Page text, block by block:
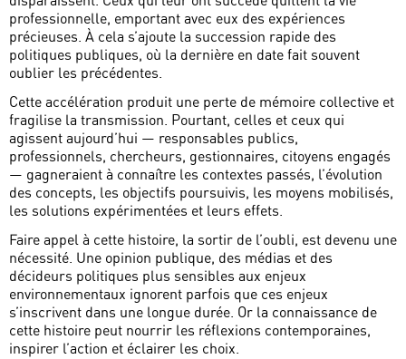
professionnelle, emportant avec eux des expériences
précieuses. À cela s’ajoute la succession rapide des
politiques publiques, où la dernière en date fait souvent
oublier les précédentes.
Cette accélération produit une perte de mémoire collective et
fragilise la transmission. Pourtant, celles et ceux qui
agissent aujourd’hui — responsables publics,
professionnels, chercheurs, gestionnaires, citoyens engagés
— gagneraient à connaître les contextes passés, l’évolution
des concepts, les objectifs poursuivis, les moyens mobilisés,
les solutions expérimentées et leurs effets.
Faire appel à cette histoire, la sortir de l’oubli, est devenu une
nécessité. Une opinion publique, des médias et des
décideurs politiques plus sensibles aux enjeux
environnementaux ignorent parfois que ces enjeux
s’inscrivent dans une longue durée. Or la connaissance de
cette histoire peut nourrir les réflexions contemporaines,
inspirer l’action et éclairer les choix.